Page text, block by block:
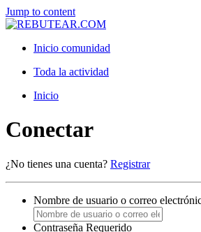
Jump to content
Inicio comunidad
Toda la actividad
Inicio
Conectar
¿No tienes una cuenta? Registrar
Nombre de usuario o correo
Contraseña Requerido